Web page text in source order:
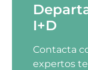
I+D
Contacta
expertos